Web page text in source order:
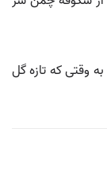
وقتی که تازه گل